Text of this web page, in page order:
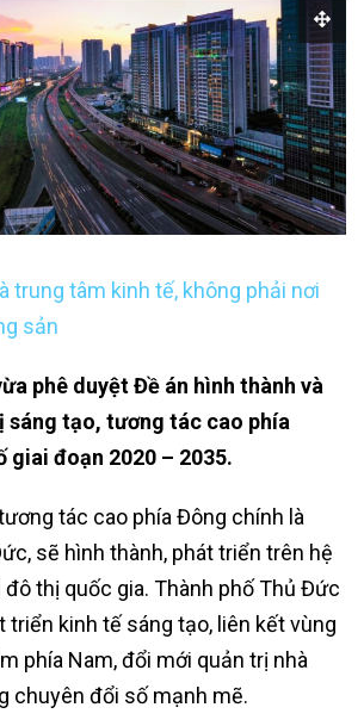
trung tâm kinh tế, không phải nơi
sản
phê duyệt Đề án hình thành và
sáng tạo, tương tác cao phía
giai đoạn 2020 – 2035.
tác cao phía Đông chính là
sẽ hình thành, phát triển trên hệ
thị quốc gia. Thành phố Thủ Đức
triển kinh tế sáng tạo, liên kết vùng
phía Nam, đổi mới quản trị nhà
chuyên đổi số mạnh mẽ.